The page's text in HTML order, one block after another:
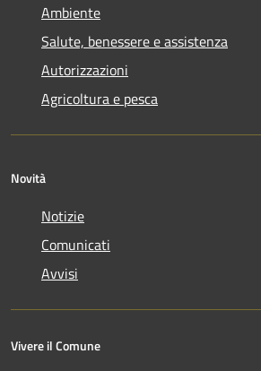
Ambiente
Salute, benessere e assistenza
Autorizzazioni
Agricoltura e pesca
Novità
Notizie
Comunicati
Avvisi
Vivere il Comune